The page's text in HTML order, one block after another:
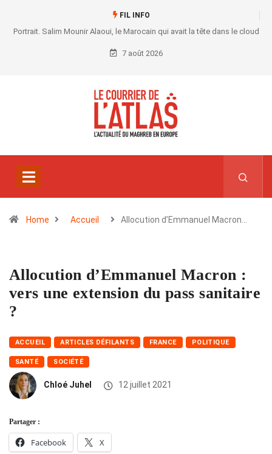
FIL INFO
Portrait. Salim Mounir Alaoui, le Marocain qui avait la tête dans le cloud
7 août 2026
Home Accueil Allocution d’Emmanuel Macron…
Allocution d’Emmanuel Macron :
vers une extension du pass sanitaire
?
ACCUEIL ARTICLES DÉFILANTS FRANCE POLITIQUE
SANTÉ SOCIÉTÉ
Chloé Juhel 12 juillet 2021
Partager :
Facebook X